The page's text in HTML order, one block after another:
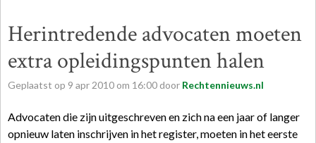
Herintredende advocaten moeten
extra opleidingspunten halen
Geplaatst op 9 apr 2010 om 16:00 door Rechtennieuws.nl
Advocaten die zijn uitgeschreven en zich na een jaar of langer
opnieuw laten inschrijven in het register, moeten in het eerste